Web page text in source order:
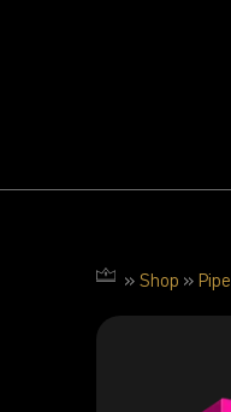
»Shop »Pipe